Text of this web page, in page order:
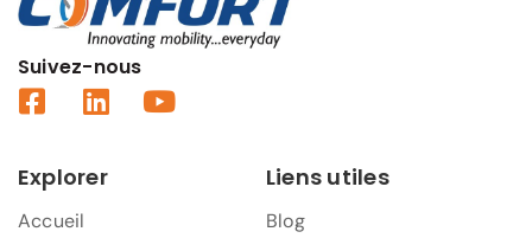
Suivez-nous
Explorer
Accueil
Liens utiles
Blog